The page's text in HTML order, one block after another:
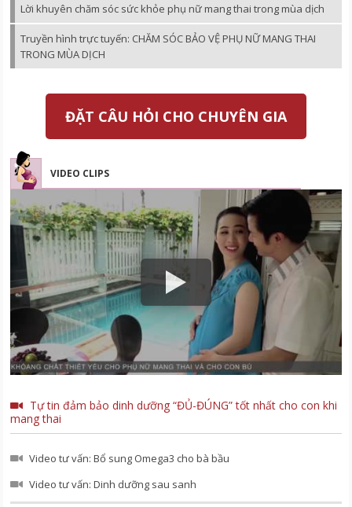
Lời khuyên chăm sóc sức khỏe phụ nữ mang thai trong mùa dịch
Truyền hình trực tuyến: CHĂM SÓC BẢO VỆ PHỤ NỮ MANG THAI
TRONG MÙA DỊCH
ĐẶT CÂU HỎI CHO CHUYÊN GIA
VIDEO CLIPS
Tự tin đảm bảo dinh dưỡng “ĐỦ-ĐÚNG” tốt nhất cho con khi
mang thai
Video tư vấn: Bổ sung Omega3 cho bà bầu
Video tư vấn: Dinh dưỡng sau sanh